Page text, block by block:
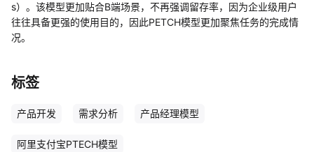
s）。该模型更加贴合B端场景，不再强调留存率，因为企业级用户
往往具备更强的使用目的，因此PETCH模型更加聚焦任务的完成情
况。
标签
产品开发 需求分析 产品经理模型
阿里支付宝PTECH模型